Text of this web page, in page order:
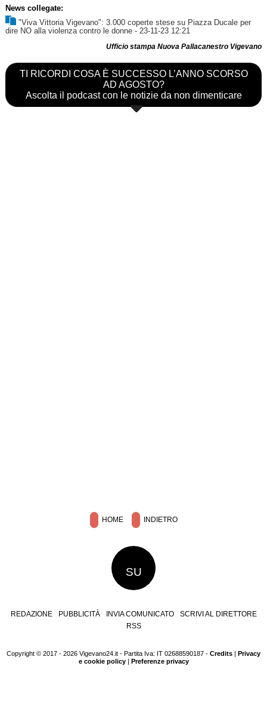
News collegate:
"Viva Vittoria Vigevano": 3.000 coperte stese su Piazza Ducale per
dire NO alla violenza contro le donne- 23-11-23 12:21
Ufficio stampa Nuova Pallacanestro Vigevano
TI RICORDI COSA È SUCCESSO L’ANNO SCORSO
AD AGOSTO?
Ascolta il podcast con le notizie da non dimenticare
HOME INDIETRO
SU
REDAZIONE PUBBLICITÀ INVIA COMUNICATO
SCRIVI AL DIRETTORE
RSS
Copyright © 2017 - 2026 Vigevano24.it - Partita Iva: IT 02688590187 - Credits | Privacy
e cookie policy| Preferenze privacy